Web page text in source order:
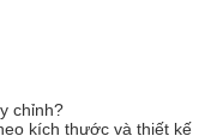
chỉnh?
kích thước và thiết kế